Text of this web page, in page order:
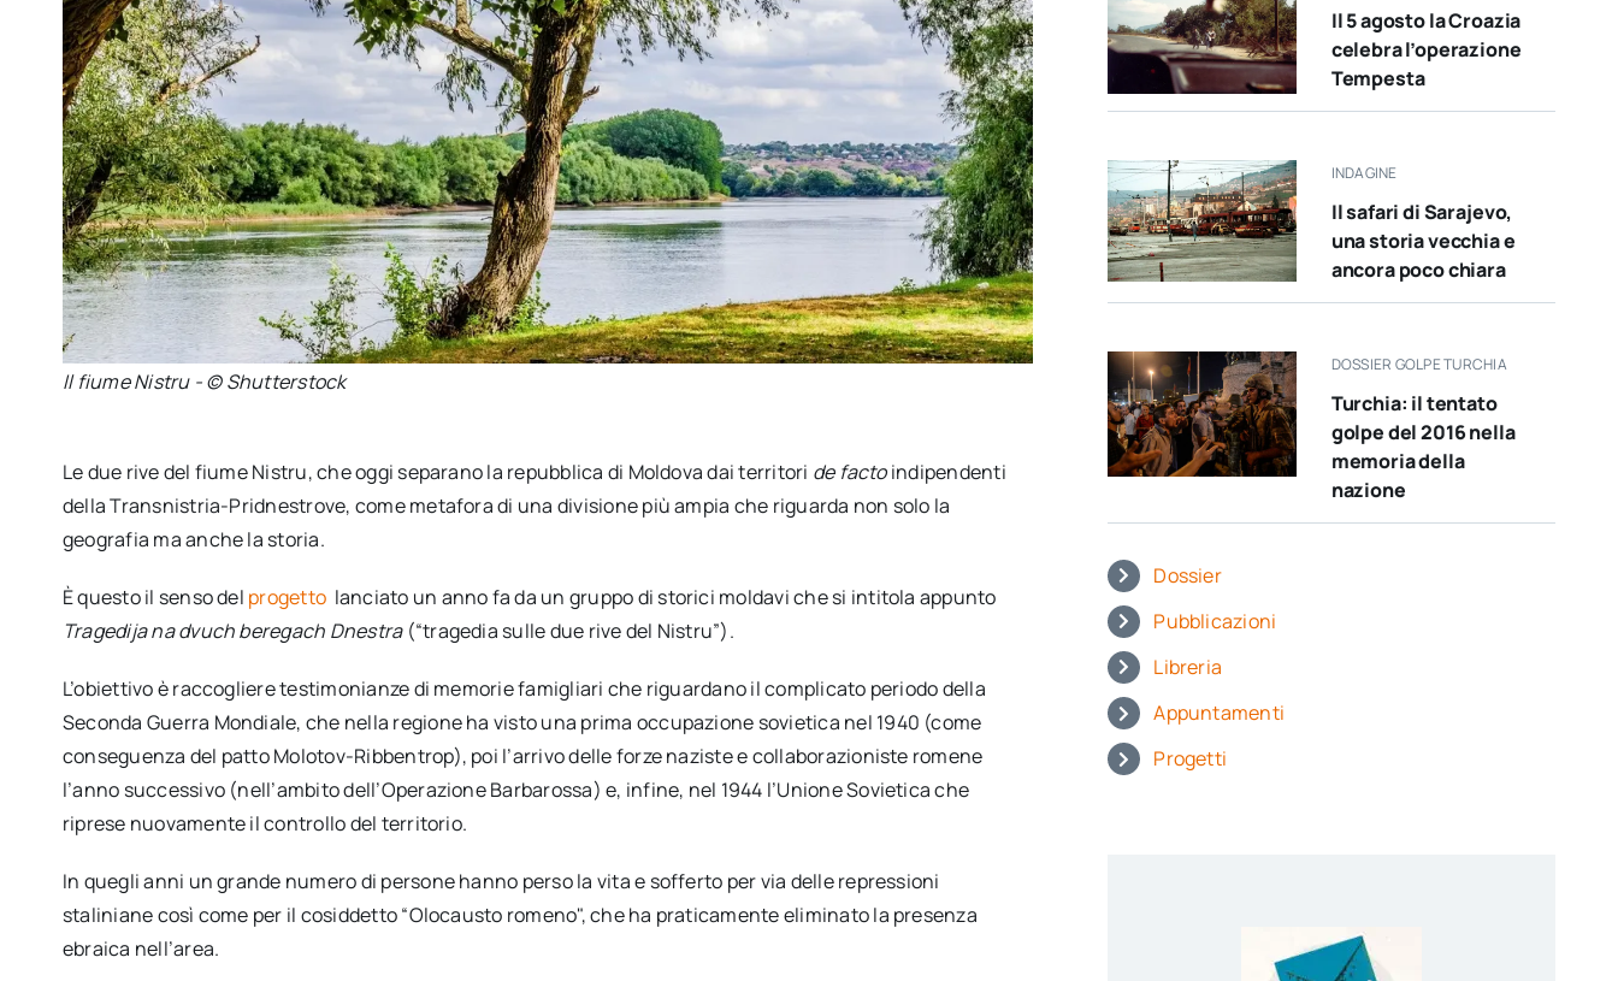
Il fiume Nistru - © Shutterstock
Le due rive del fiume Nistru, che oggi separano la repubblica di Moldova dai territori de factoindipendenti
della Transnistria-Pridnestrove, come metafora di una divisione più ampia che riguarda non solo la
geografia ma anche la storia.
È questo il senso del progetto lanciato un anno fa da un gruppo di storici moldavi che si intitola appunto
Tragedija na dvuch beregach Dnestra(“tragedia sulle due rive del Nistru”).
L’obiettivo è raccogliere testimonianze di memorie famigliari che riguardano il complicato periodo della
Seconda Guerra Mondiale, che nella regione ha visto una prima occupazione sovietica nel 1940 (come
conseguenza del patto Molotov-Ribbentrop), poi l’arrivo delle forze naziste e collaborazioniste romene
l’anno successivo (nell’ambito dell’Operazione Barbarossa) e, infine, nel 1944 l’Unione Sovietica che
riprese nuovamente il controllo del territorio.
In quegli anni un grande numero di persone hanno perso la vita e sofferto per via delle repressioni
staliniane così come per il cosiddetto “Olocausto romeno", che ha praticamente eliminato la presenza
ebraica nell’area.
Il 5 agosto la Croazia
celebra l’operazione
Tempesta
INDAGINE
Il safari di Sarajevo,
una storia vecchia e
ancora poco chiara
DOSSIER GOLPE TURCHIA
Turchia: il tentato
golpe del 2016 nella
memoria della
nazione
Dossier
Pubblicazioni
Libreria
Appuntamenti
Progetti